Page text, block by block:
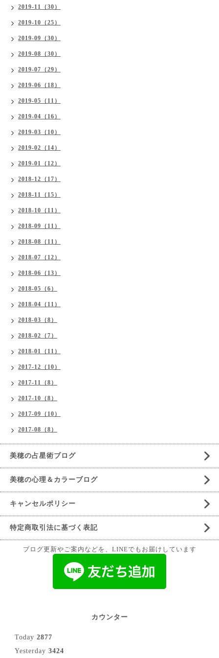
2019-11（30）
2019-10（25）
2019-09（30）
2019-08（30）
2019-07（29）
2019-06（18）
2019-05（11）
2019-04（16）
2019-03（10）
2019-02（14）
2019-01（12）
2018-12（17）
2018-11（15）
2018-10（11）
2018-09（11）
2018-08（11）
2018-07（12）
2018-06（13）
2018-05（6）
2018-04（11）
2018-03（8）
2018-02（7）
2018-01（11）
2017-12（10）
2017-11（8）
2017-10（8）
2017-09（10）
2017-08（8）
美穂の占星術ブログ
美穂の心理＆カラーブログ
キャンセルポリシー
特定商取引法に基づく表記
ブログ更新やご案内などを、LINEでもお届けしています
カウンター
Today 2877
Yesterday 3424